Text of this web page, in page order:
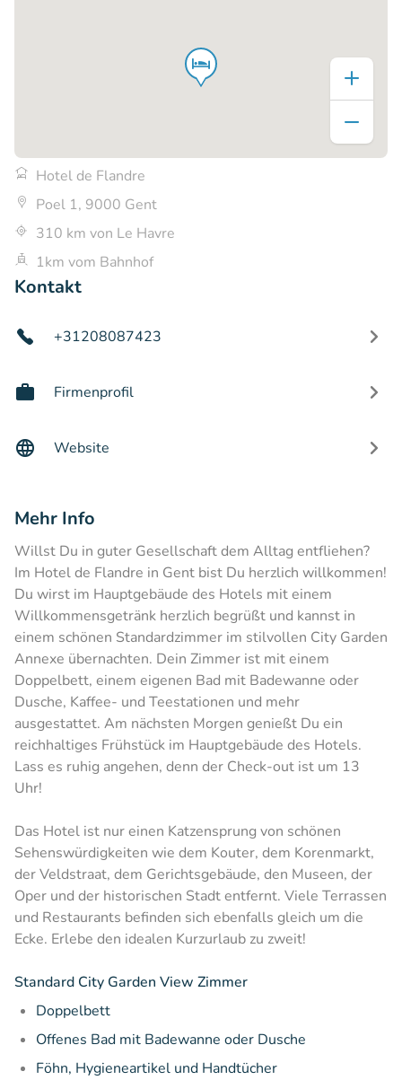
Hotel de Flandre
Poel 1, 9000 Gent
310 km von Le Havre
1km vom Bahnhof
Kontakt
+31208087423
Firmenprofil
Website
Mehr Info
Willst Du in guter Gesellschaft dem Alltag entfliehen?
Im Hotel de Flandre in Gent bist Du herzlich willkommen!
Du wirst im Hauptgebäude des Hotels mit einem
Willkommensgetränk herzlich begrüßt und kannst in
einem schönen Standardzimmer im stilvollen City Garden
Annexe übernachten. Dein Zimmer ist mit einem
Doppelbett, einem eigenen Bad mit Badewanne oder
Dusche, Kaffee- und Teestationen und mehr
ausgestattet. Am nächsten Morgen genießt Du ein
reichhaltiges Frühstück im Hauptgebäude des Hotels.
Lass es ruhig angehen, denn der Check-out ist um 13
Uhr!
Das Hotel ist nur einen Katzensprung von schönen
Sehenswürdigkeiten wie dem Kouter, dem Korenmarkt,
der Veldstraat, dem Gerichtsgebäude, den Museen, der
Oper und der historischen Stadt entfernt. Viele Terrassen
und Restaurants befinden sich ebenfalls gleich um die
Ecke. Erlebe den idealen Kurzurlaub zu zweit!
Standard City Garden View Zimmer
Doppelbett
Offenes Bad mit Badewanne oder Dusche
Föhn, Hygieneartikel und Handtücher